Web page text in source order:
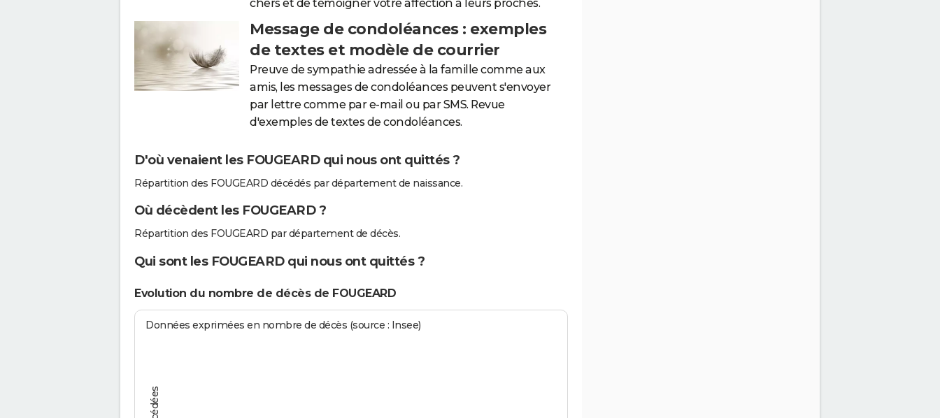
chers et de témoigner votre affection à leurs proches.
Message de condoléances : exemples
de textes et modèle de courrier
Preuve de sympathie adressée à la famille comme aux
amis, les messages de condoléances peuvent s'envoyer
par lettre comme par e-mail ou par SMS. Revue
d'exemples de textes de condoléances.
D'où venaient les FOUGEARD qui nous ont quittés ?
Répartition des FOUGEARD décédés par département de naissance.
Où décèdent les FOUGEARD ?
Répartition des FOUGEARD par département de décès.
Qui sont les FOUGEARD qui nous ont quittés ?
Evolution du nombre de décès de FOUGEARD
Données exprimées en nombre de décès (source : Insee)